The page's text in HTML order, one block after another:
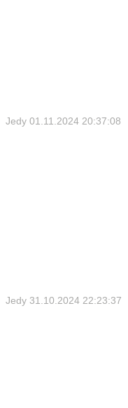
Jedy 01.11.2024 20:37:08
Jedy 31.10.2024 22:23:37